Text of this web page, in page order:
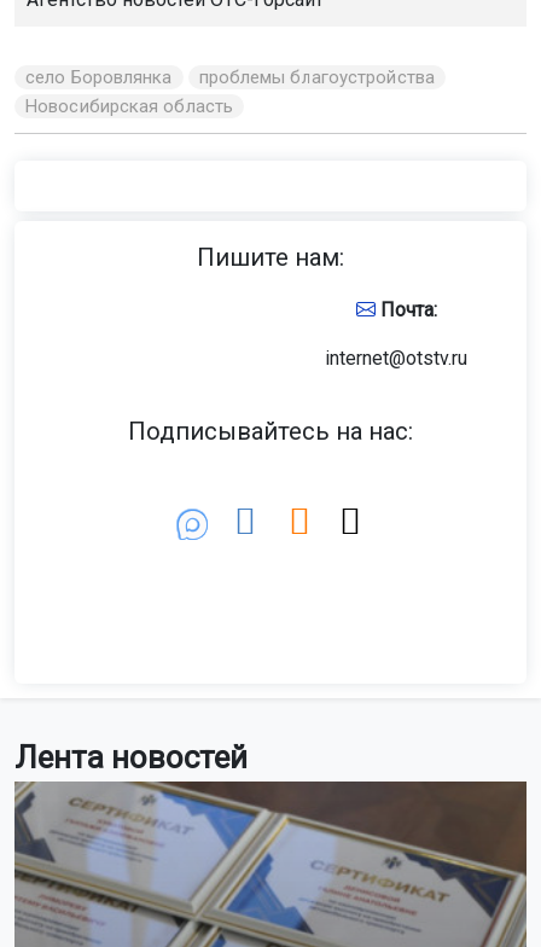
Лента новостей
село Боровлянка
проблемы благоустройства
Новосибирская область
Пишите нам:
Почта:
internet@otstv.ru
Подписывайтесь на нас: